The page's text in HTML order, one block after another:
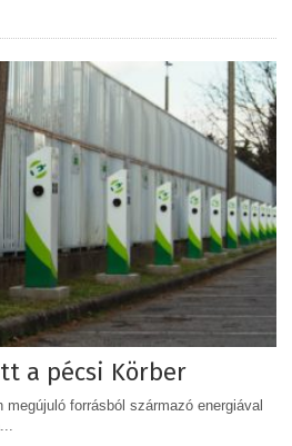
a pécsi Körber
forrásból származó energiával